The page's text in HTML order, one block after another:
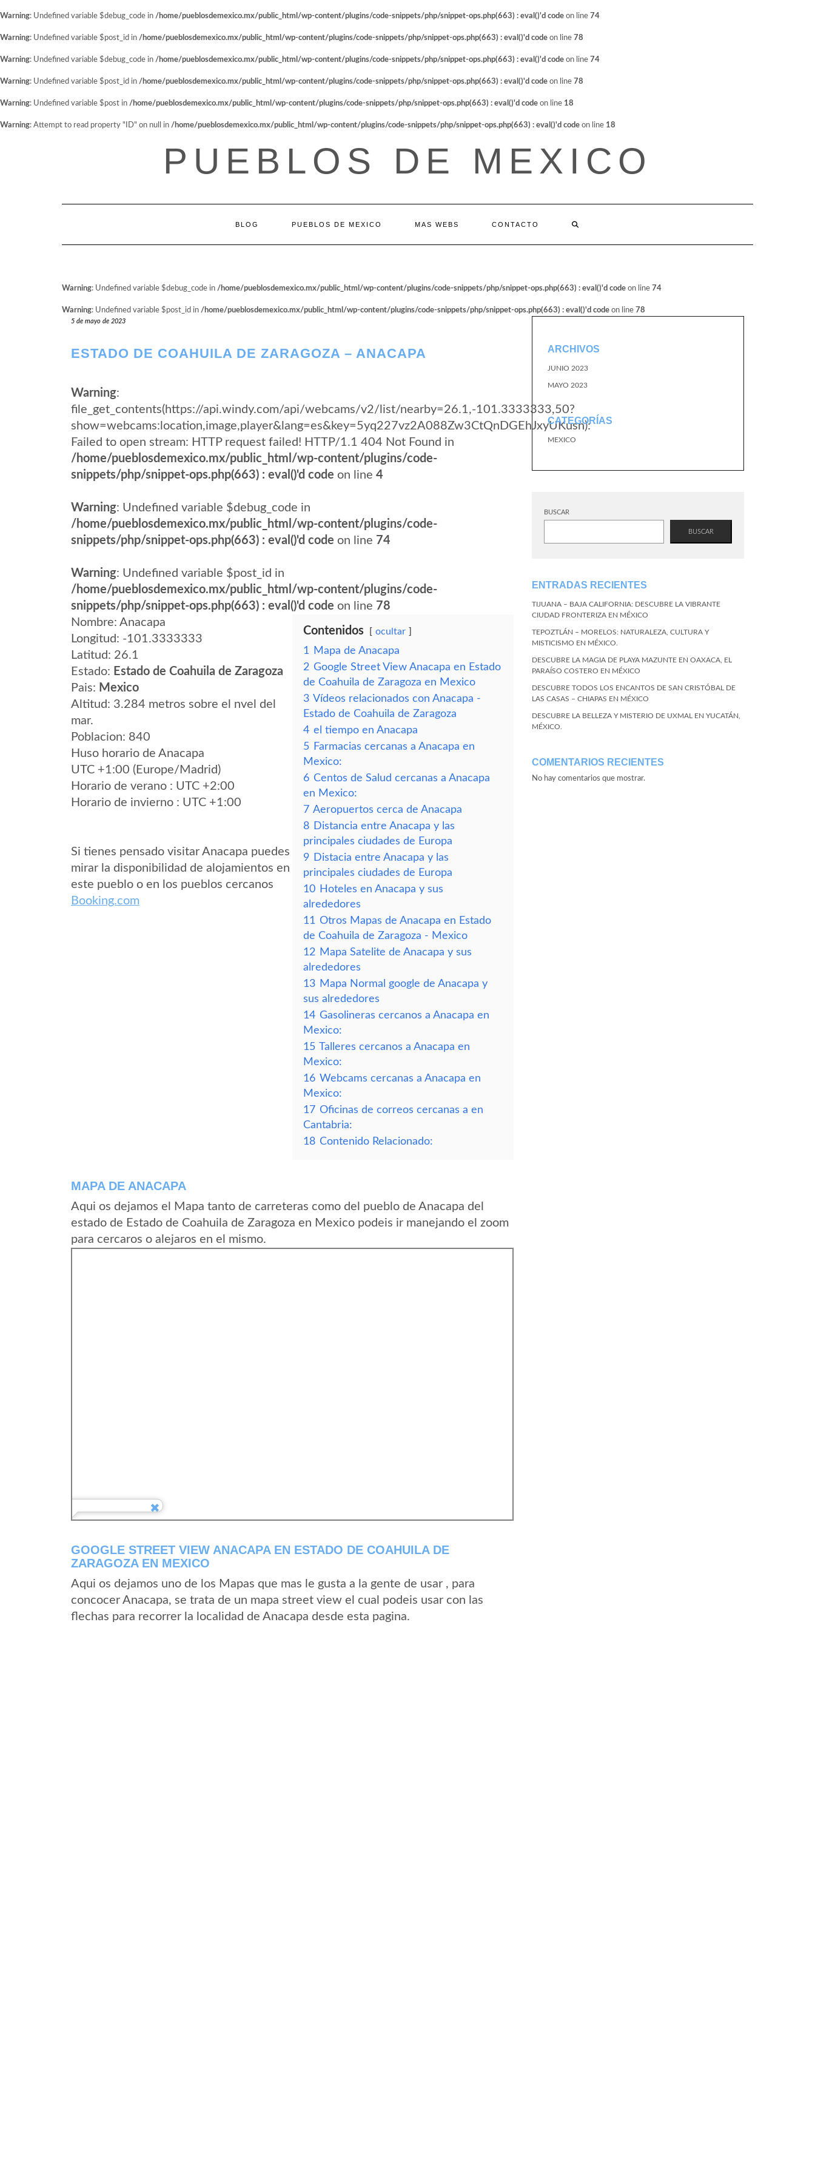
Warning: Undefined variable $debug_code in /home/pueblosdemexico.mx/public_html/wp-content/plugins/code-snippets/php/snippet-ops.php(663) : eval()'d code on line 74
Warning: Undefined variable $post_id in /home/pueblosdemexico.mx/public_html/wp-content/plugins/code-snippets/php/snippet-ops.php(663) : eval()'d code on line 78
Warning: Undefined variable $debug_code in /home/pueblosdemexico.mx/public_html/wp-content/plugins/code-snippets/php/snippet-ops.php(663) : eval()'d code on line 74
Warning: Undefined variable $post_id in /home/pueblosdemexico.mx/public_html/wp-content/plugins/code-snippets/php/snippet-ops.php(663) : eval()'d code on line 78
Warning: Undefined variable $post in /home/pueblosdemexico.mx/public_html/wp-content/plugins/code-snippets/php/snippet-ops.php(663) : eval()'d code on line 18
Warning: Attempt to read property "ID" on null in /home/pueblosdemexico.mx/public_html/wp-content/plugins/code-snippets/php/snippet-ops.php(663) : eval()'d code on line 18
PUEBLOS DE MEXICO
BLOG PUEBLOS DE MEXICO MAS WEBS CONTACTO
Warning: Undefined variable $debug_code in /home/pueblosdemexico.mx/public_html/wp-content/plugins/code-snippets/php/snippet-ops.php(663) : eval()'d code on line 74
Warning: Undefined variable $post_id in /home/pueblosdemexico.mx/public_html/wp-content/plugins/code-snippets/php/snippet-ops.php(663) : eval()'d code on line 78
5 de mayo de 2023
ESTADO DE COAHUILA DE ZARAGOZA – ANACAPA
Warning:
file_get_contents(https://api.windy.com/api/webcams/v2/list/nearby=26.1,-101.3333333,50?
show=webcams:location,image,player&lang=es&key=5yq227vz2A088Zw3CtQnDGEhJxyUKusn):
Failed to open stream: HTTP request failed! HTTP/1.1 404 Not Found in
/home/pueblosdemexico.mx/public_html/wp-content/plugins/code-
snippets/php/snippet-ops.php(663) : eval()'d code on line 4
Warning: Undefined variable $debug_code in
/home/pueblosdemexico.mx/public_html/wp-content/plugins/code-
snippets/php/snippet-ops.php(663) : eval()'d code on line 74
Warning: Undefined variable $post_id in
/home/pueblosdemexico.mx/public_html/wp-content/plugins/code-
snippets/php/snippet-ops.php(663) : eval()'d code on line 78
Nombre: Anacapa
Longitud: -101.3333333
Latitud: 26.1
Estado: Estado de Coahuila de Zaragoza
Pais: Mexico
Altitud: 3.284 metros sobre el nvel del
mar.
Poblacion: 840
Huso horario de Anacapa
UTC +1:00 (Europe/Madrid)
Horario de verano : UTC +2:00
Horario de invierno : UTC +1:00
Si tienes pensado visitar Anacapa puedes
mirar la disponibilidad de alojamientos en
este pueblo o en los pueblos cercanos
Booking.com
Contenidos ocultar
1
Mapa de Anacapa
2 Google Street View Anacapa en Estado
de Coahuila de Zaragoza en Mexico
3 Vídeos relacionados con Anacapa -
Estado de Coahuila de Zaragoza
4 el tiempo en Anacapa
5 Farmacias cercanas a Anacapa en
Mexico:
6 Centos de Salud cercanas a Anacapa
en Mexico:
7 Aeropuertos cerca de Anacapa
8 Distancia entre Anacapa y las
principales ciudades de Europa
9 Distacia entre Anacapa y las
principales ciudades de Europa
10 Hoteles en Anacapa y sus
alrededores
11 Otros Mapas de Anacapa en Estado
de Coahuila de Zaragoza - Mexico
12 Mapa Satelite de Anacapa y sus
alrededores
13 Mapa Normal google de Anacapa y
sus alrededores
14 Gasolineras cercanos a Anacapa en
Mexico:
15 Talleres cercanos a Anacapa en
Mexico:
16 Webcams cercanas a Anacapa en
Mexico:
17 Oficinas de correos cercanas a en
Cantabria:
18 Contenido Relacionado:
MAPA DE ANACAPA
Aqui os dejamos el Mapa tanto de carreteras como del pueblo de Anacapa del
estado de Estado de Coahuila de Zaragoza en Mexico podeis ir manejando el zoom
para cercaros o alejaros en el mismo.
GOOGLE STREET VIEW ANACAPA EN ESTADO DE COAHUILA DE
ZARAGOZA EN MEXICO
Aqui os dejamos uno de los Mapas que mas le gusta a la gente de usar , para
concocer Anacapa, se trata de un mapa street view el cual podeis usar con las
flechas para recorrer la localidad de Anacapa desde esta pagina.
ARCHIVOS
JUNIO 2023
MAYO 2023
CATEGORÍAS
MEXICO
BUSCAR
BUSCAR
ENTRADAS RECIENTES
TIJUANA – BAJA CALIFORNIA: DESCUBRE LA VIBRANTE
CIUDAD FRONTERIZA EN MÉXICO
TEPOZTLÁN – MORELOS: NATURALEZA, CULTURA Y
MISTICISMO EN MÉXICO.
DESCUBRE LA MAGIA DE PLAYA MAZUNTE EN OAXACA, EL
PARAÍSO COSTERO EN MÉXICO
DESCUBRE TODOS LOS ENCANTOS DE SAN CRISTÓBAL DE
LAS CASAS – CHIAPAS EN MÉXICO
DESCUBRE LA BELLEZA Y MISTERIO DE UXMAL EN YUCATÁN,
MÉXICO.
COMENTARIOS RECIENTES
No hay comentarios que mostrar.